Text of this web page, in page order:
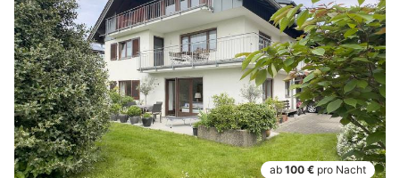
ab 100 € pro Nacht